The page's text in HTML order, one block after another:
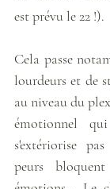
est prévu le 22 !).
Cela passe
lourdeurs et de
au niveau du
émotionnel
s'extériorise
peurs